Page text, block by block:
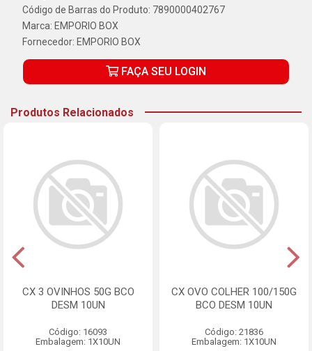
Código de Barras do Produto: 7890000402767
Marca: EMPORIO BOX
Fornecedor: EMPORIO BOX
FAÇA SEU LOGIN
Produtos Relacionados
CX 3 OVINHOS 50G BCO
DESM 10UN
Código: 16093
Embalagem: 1X10UN
CX OVO COLHER 100/150G
BCO DESM 10UN
Código: 21836
Embalagem: 1X10UN